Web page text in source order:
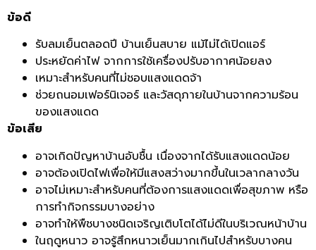
ข้อดี
รับลมเย็นตลอดปี บ้านเย็นสบาย แม้ไม่ได้เปิดแอร์
ประหยัดค่าไฟ จากการใช้เครื่องปรับอากาศน้อยลง
เหมาะสำหรับคนที่ไม่ชอบแสงแดดจ้า
ช่วยถนอมเฟอร์นิเจอร์ และวัสดุภายในบ้านจากความร้อน
ของแสงแดด
ข้อเสีย
อาจเกิดปัญหาบ้านอับชื้น เนื่องจากได้รับแสงแดดน้อย
อาจต้องเปิดไฟเพื่อให้มีแสงสว่างมากขึ้นในเวลากลางวัน
อาจไม่เหมาะสำหรับคนที่ต้องการแสงแดดเพื่อสุขภาพ หรือ
การทำกิจกรรมบางอย่าง
อาจทำให้พืชบางชนิดเจริญเติบโตได้ไม่ดีในบริเวณหน้าบ้าน
ในฤดูหนาว อาจรู้สึกหนาวเย็นมากเกินไปสำหรับบางคน